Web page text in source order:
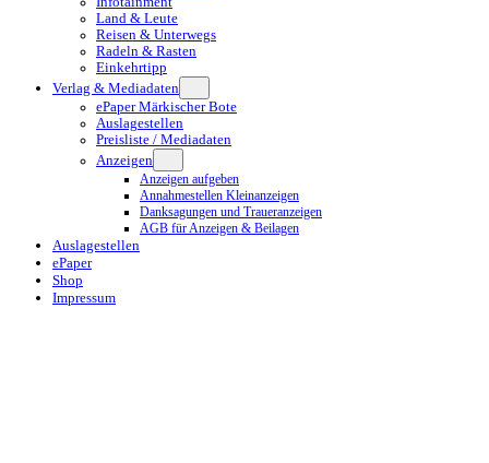
Land & Leute
Reisen & Unterwegs
Radeln & Rasten
Einkehrtipp
Verlag & Mediadaten
ePaper Märkischer Bote
Auslagestellen
Preisliste / Mediadaten
Anzeigen
Anzeigen aufgeben
Annahmestellen Kleinanzeigen
Danksagungen und Traueranzeigen
AGB für Anzeigen & Beilagen
Auslagestellen
ePaper
Shop
Impressum